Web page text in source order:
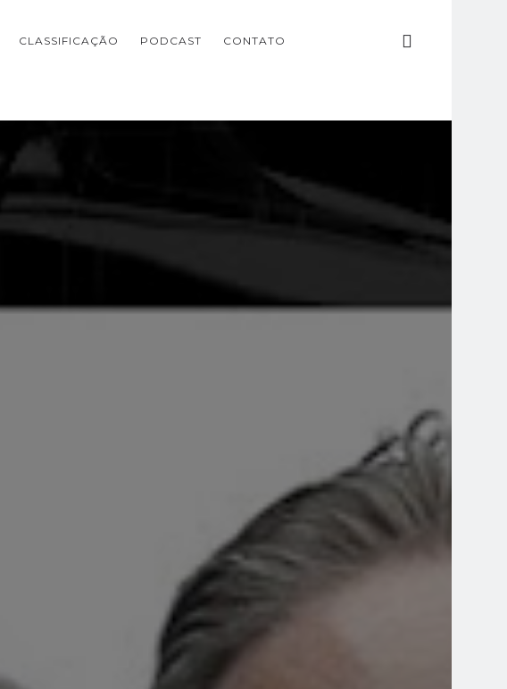
CLASSIFICAÇÃO PODCAST CONTATO